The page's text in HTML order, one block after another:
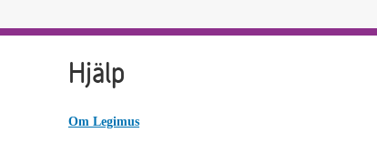
Hjälp
Om Legimus